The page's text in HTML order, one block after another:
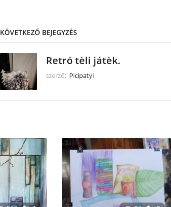
KÖVETKEZŐ BEJEGYZÉS
Retró tèli játèk.
szerző: Picipatyi